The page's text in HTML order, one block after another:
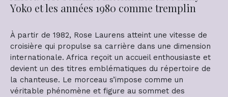
Yoko et les années 1980 comme tremplin
À partir de 1982, Rose Laurens atteint une vitesse de
croisière qui propulse sa carrière dans une dimension
internationale. Africa reçoit un accueil enthousiaste et
devient un des titres emblématiques du répertoire de
la chanteuse. Le morceau s’impose comme un
véritable phénomène et figure au sommet des